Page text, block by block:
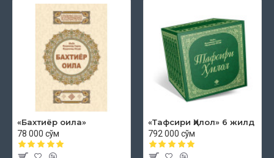
«Бахтиёр оила»
78 000 сўм
«Тафсири Ҳилол» 6 жилд
792 000 сўм